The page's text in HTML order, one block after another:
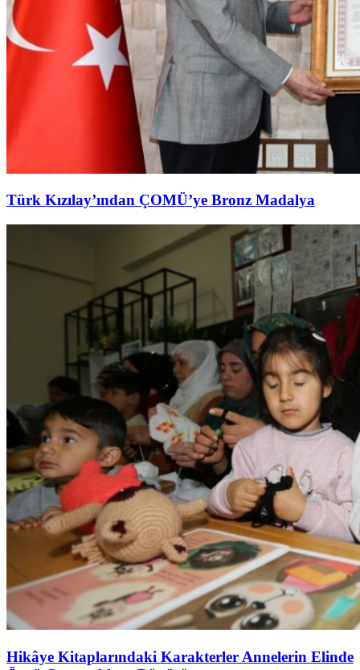
Türk Kızılay’ından ÇOMÜ’ye Bronz Madalya
Hikâye Kitaplarındaki Karakterler Annelerin Elinde